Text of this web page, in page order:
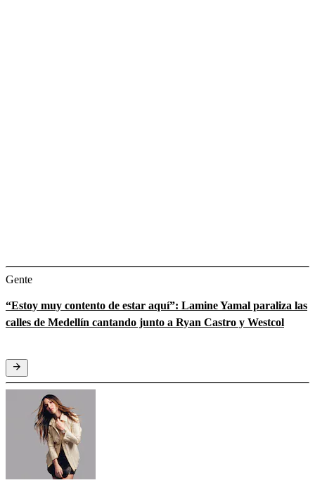
Gente
“Estoy muy contento de estar aquí”: Lamine Yamal paraliza las
calles de Medellín cantando junto a Ryan Castro y Westcol